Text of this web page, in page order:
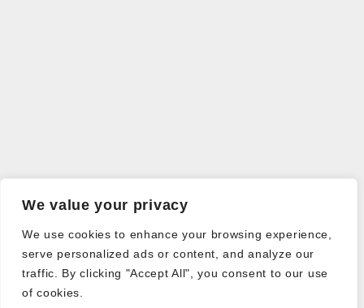
We value your privacy
We use cookies to enhance your browsing experience,
serve personalized ads or content, and analyze our
traffic. By clicking "Accept All", you consent to our use
of cookies.